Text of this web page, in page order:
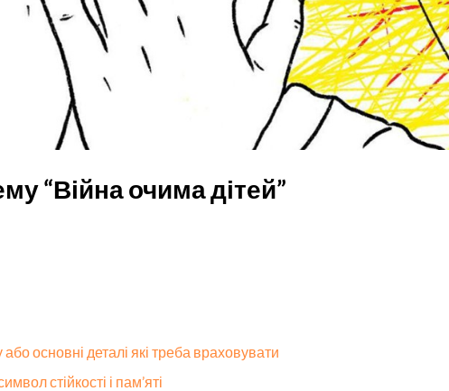
“Війна очима дітей”
основні деталі які треба враховувати
стійкості і пам’яті